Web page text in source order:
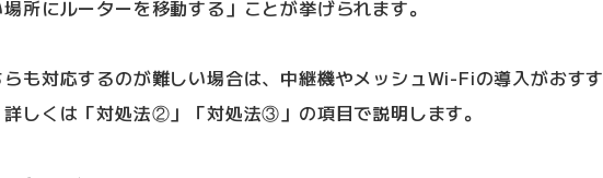
所にルーターを移動する」ことが挙げられます。
も対応するのが難しい場合は、中継機やメッシュWi-Fiの導入がおすす
詳しくは「対処法②」「対処法③」の項目で説明します。